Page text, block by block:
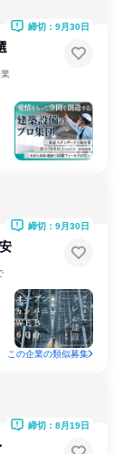
締切：9月30日
締切：9月30日
この企業の類似募集
締切：8月19日